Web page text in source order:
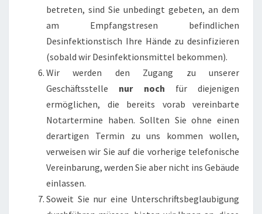
betreten, sind Sie unbedingt gebeten, an dem
am Empfangstresen befindlichen
Desinfektionstisch Ihre Hände zu desinfizieren
(sobald wir Desinfektionsmittel bekommen).
Wir werden den Zugang zu unserer
Geschäftsstelle nur noch für diejenigen
ermöglichen, die bereits vorab vereinbarte
Notartermine haben. Sollten Sie ohne einen
derartigen Termin zu uns kommen wollen,
verweisen wir Sie auf die vorherige telefonische
Vereinbarung, werden Sie aber nicht ins Gebäude
einlassen.
Soweit Sie nur eine Unterschriftsbeglaubigung